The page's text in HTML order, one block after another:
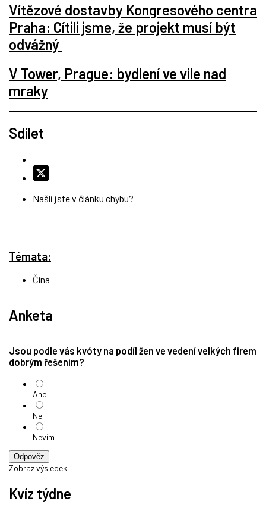
Vítězové dostavby Kongresového centra
Praha: Cítili jsme, že projekt musí být
odvážný
V Tower, Prague: bydlení ve vile nad
mraky
Sdílet
Našli jste v článku chybu?
Témata:
Čína
Anketa
Jsou podle vás kvóty na podíl žen ve vedení velkých firem
dobrým řešením?
Ano
Ne
Nevím
Odpověz
Zobraz výsledek
Kvíz týdne